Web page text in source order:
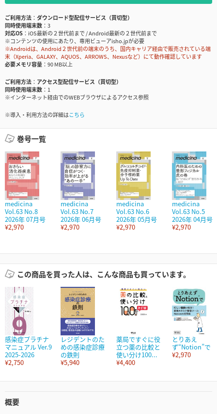
ご利用方法
ダウンロード型配信サービス（買切型）
同時使用端末数
3
対応OS
iOS最新の２世代前まで / Android最新の２世代前まで
※コンテンツの使用にあたり、専用ビューアisho.jpが必要
※Androidは、Android２世代前の端末のうち、国内キャリア経由で販売されている端
末（Xperia、GALAXY、AQUOS、ARROWS、Nexusなど）にて動作確認しています
必要メモリ容量
90 MB以上
ご利用方法
アクセス型配信サービス（買切型）
同時使用端末数
1
※インターネット経由でのWEBブラウザによるアクセス参照
※導入・利用方法の詳細はこちら
巻号一覧
medicina
Vol.63 No.8
2026年 07月号
¥2,970
medicina
Vol.63 No.7
2026年 06月号
¥2,970
medicina
Vol.63 No.6
2026年 05月号
¥2,970
medicina
Vol.63 No.5
2026年 04月号
¥2,970
この商品を買った人は、こんな商品も買っています。
感染症プラチナ
マニュアル Ver.9
2025-2026
¥2,750
レジデントのた
めの感染症診療
の鉄則
¥5,940
薬局ですぐに役
立つ薬の比較と
使い分け100...
¥4,400
とりあえ
ず“Notion”で
¥2,970
概要